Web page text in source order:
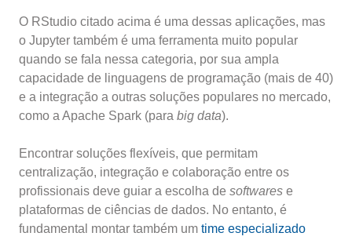
O RStudio citado acima é uma dessas aplicações, mas
o Jupyter também é uma ferramenta muito popular
quando se fala nessa categoria, por sua ampla
capacidade de linguagens de programação (mais de 40)
e a integração a outras soluções populares no mercado,
como a Apache Spark (para big data).
Encontrar soluções flexíveis, que permitam
centralização, integração e colaboração entre os
profissionais deve guiar a escolha de softwares e
plataformas de ciências de dados. No entanto, é
fundamental montar também um time especializado